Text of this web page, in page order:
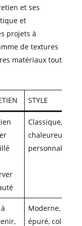
et ses
et
projets à
de textures
matériaux tout
STYLE
Classique,
chaleureux,
personnalisable
Moderne,
épuré, coloris